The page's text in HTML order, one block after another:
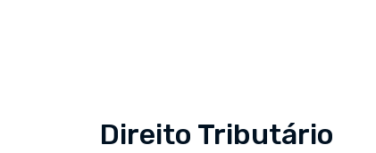
Direito Tributário